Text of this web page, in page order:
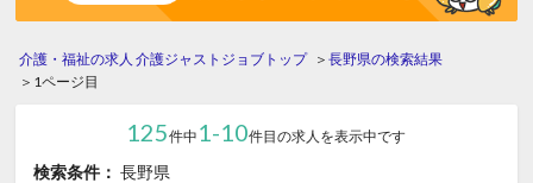
介護・福祉の求人 介護ジャストジョブトップ
長野県の検索結果
1ページ目
125件中 1-10件目の求人を表示中です
検索条件： 長野県